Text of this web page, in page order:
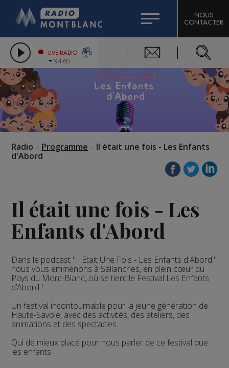
LES CHRONIQUES DE L'EXPERT
CITIZEN MACHINERY
GRAND MASSIF DOMAINES SKIABLES
BIGARD
COMPAGNIE DU MONT-BLANC
NOUS
CONTACTER
LIVE RADIO
94.60
Radio Programme
Il était une fois - Les Enfants
d'Abord
Il était une fois - Les
Enfants d'Abord
Dans le podcast "Il Etait Une Fois - Les Enfants d'Abord"
nous vous emmenons à Sallanches, en plein cœur du
Pays du Mont-Blanc, où se tient le Festival Les Enfants
d’Abord !
Un festival incontournable pour la jeune génération de
Haute-Savoie, avec des activités, des ateliers, des
animations et des spectacles.
Qui de mieux placé pour nous parler de ce festival que
les enfants !